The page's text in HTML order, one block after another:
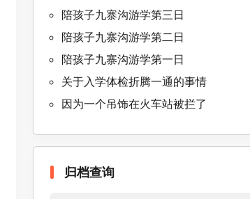
陪孩子九寨沟游学第三日
陪孩子九寨沟游学第二日
陪孩子九寨沟游学第一日
关于入学体检折腾一通的事情
因为一个吊饰在火车站被拦了
归档查询
归